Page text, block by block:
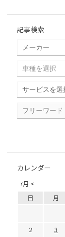
記事検索
カレンダー
7月 <
日 月
2
3